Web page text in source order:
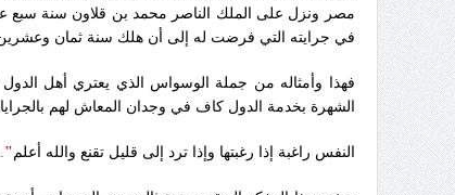
مصر ونزل على الملك الناصر محمد بن قلاون سنة سبع
في جرايته التي فرضت له إلى أن هلك سنة ثمان
فهذا وأمثاله من جملة الوسواس الذي يعتري أهل
الشهرة بخدمة الدول كاف في وجدان المعاش لهم
النفس راغبة إذا رغبتها وإذا ترد إلى قليل تقنع والله أعلم‏‏"
.‏